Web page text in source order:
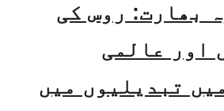
بھارت: روس کی
اور عالمی
تبدیلیوں میں